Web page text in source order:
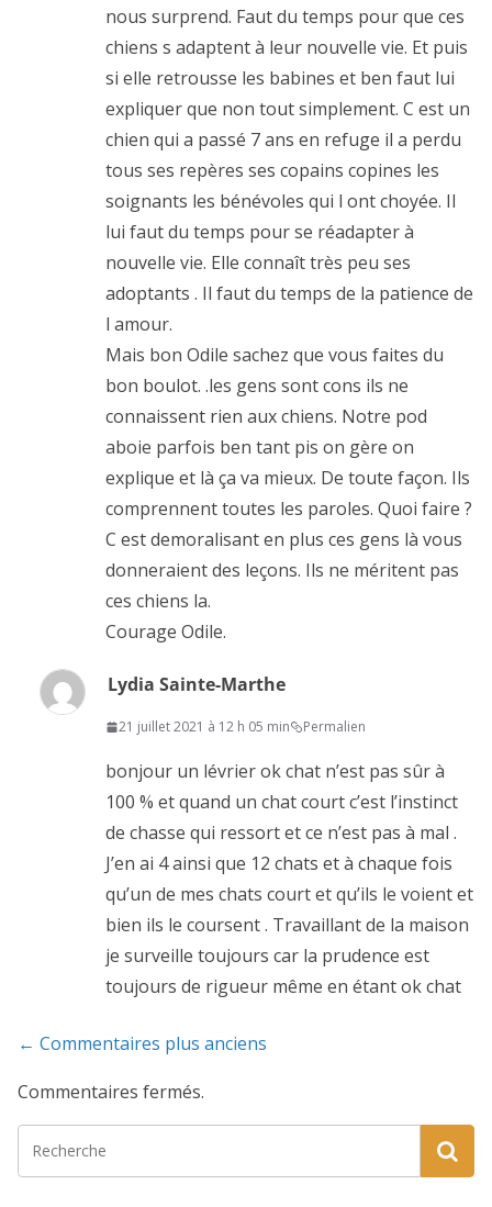
nous surprend. Faut du temps pour que ces
chiens s adaptent à leur nouvelle vie. Et puis
si elle retrousse les babines et ben faut lui
expliquer que non tout simplement. C est un
chien qui a passé 7 ans en refuge il a perdu
tous ses repères ses copains copines les
soignants les bénévoles qui l ont choyée. Il
lui faut du temps pour se réadapter à
nouvelle vie. Elle connaît très peu ses
adoptants . Il faut du temps de la patience de
l amour.
Mais bon Odile sachez que vous faites du
bon boulot. .les gens sont cons ils ne
connaissent rien aux chiens. Notre pod
aboie parfois ben tant pis on gère on
explique et là ça va mieux. De toute façon. Ils
comprennent toutes les paroles. Quoi faire ?
C est demoralisant en plus ces gens là vous
donneraient des leçons. Ils ne méritent pas
ces chiens la.
Courage Odile.
Lydia Sainte-Marthe
21 juillet 2021 à 12 h 05 min Permalien
bonjour un lévrier ok chat n’est pas sûr à
100 % et quand un chat court c’est l’instinct
de chasse qui ressort et ce n’est pas à mal .
J’en ai 4 ainsi que 12 chats et à chaque fois
qu’un de mes chats court et qu’ils le voient et
bien ils le coursent . Travaillant de la maison
je surveille toujours car la prudence est
toujours de rigueur même en étant ok chat
Navigation
commentaire
← Commentaires plus anciens
Commentaires fermés.